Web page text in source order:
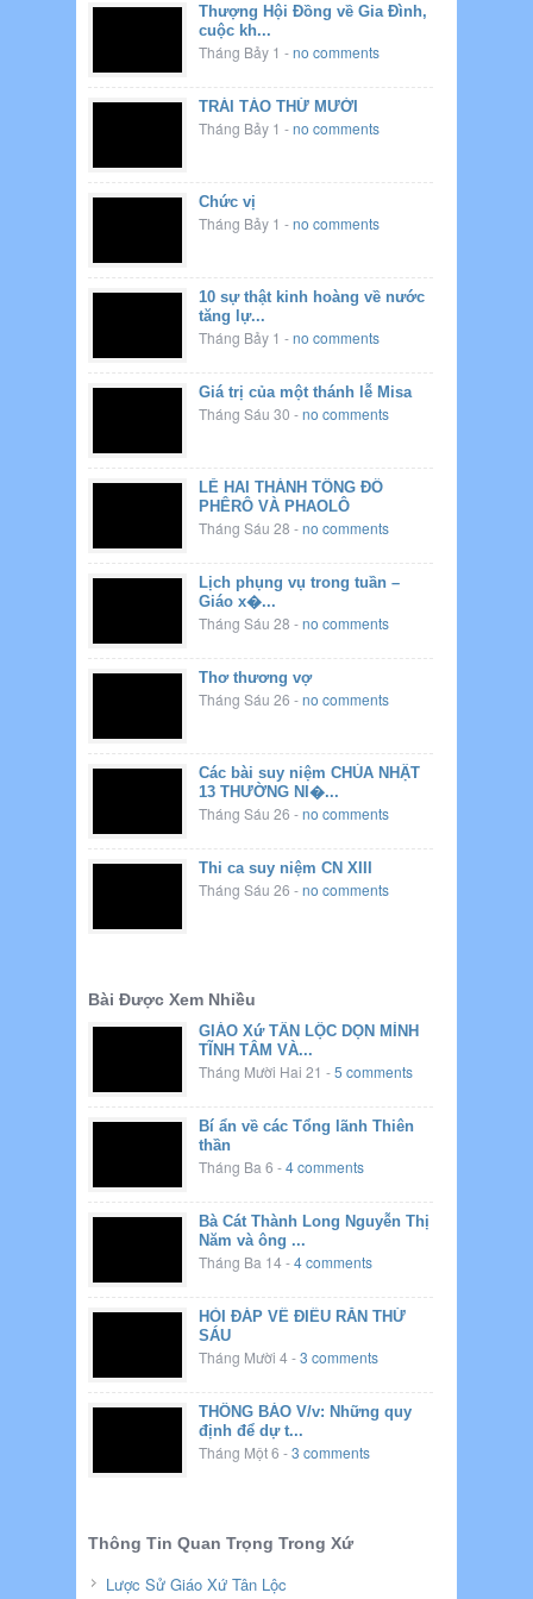
Thượng Hội Đồng về Gia Đình,
cuộc kh...
Tháng Bảy 1 -no comments
TRÁI TÁO THỨ MƯỜI
Tháng Bảy 1 -no comments
Chức vị
Tháng Bảy 1 -no comments
10 sự thật kinh hoàng về nước
tăng lự...
Tháng Bảy 1 -no comments
Giá trị của một thánh lễ Misa
Tháng Sáu 30 -no comments
LỄ HAI THÁNH TÔNG ĐỒ
PHÊRÔ VÀ PHAOLÔ
Tháng Sáu 28 -no comments
Lịch phụng vụ trong tuần –
Giáo x�...
Tháng Sáu 28 -no comments
Thơ thương vợ
Tháng Sáu 26 -no comments
Các bài suy niệm CHÚA NHẬT
13 THƯỜNG NI�...
Tháng Sáu 26 -no comments
Thi ca suy niệm CN XIII
Tháng Sáu 26 -no comments
Bài Được Xem Nhiều
GIÁO Xứ TÂN LỘC DỌN MÌNH
TĨNH TÂM VÀ...
Tháng Mười Hai 21 -5 comments
Bí ẩn về các Tổng lãnh Thiên
thần
Tháng Ba 6 -4 comments
Bà Cát Thành Long Nguyễn Thị
Năm và ông ...
Tháng Ba 14-4 comments
HỎI ĐÁP VỀ ĐIỀU RĂN THỨ
SÁU
Tháng Mười 4-3 comments
THÔNG BÁO V/v: Những quy
định để dự t...
Tháng Một 6 -3 comments
Thông Tin Quan Trọng Trong Xứ
Lược Sử Giáo Xứ Tân Lộc